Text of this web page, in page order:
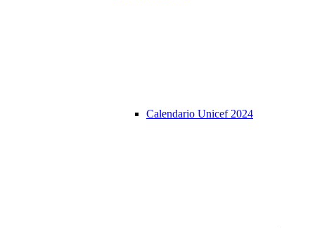
Calendario Unicef 2024